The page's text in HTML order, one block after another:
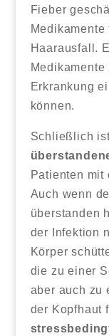
Fieber
Haarausfall.
Erkrankung
können.
Schließlich
Patienten mit
Auch wenn
überstanden
der Infektion
Körper
die zu einer
aber auch zu
der Kopfhaut